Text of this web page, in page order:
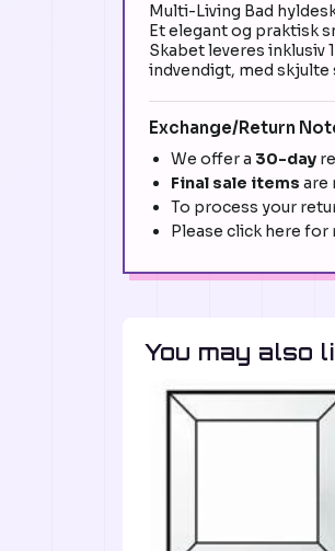
Multi-Living Bad
Et elegant og praktisk
Skabet leveres
indvendigt, med skjulte
Exchange/Return
We offer a 30-day
Final sale items are
To process your
Please click here
You may also